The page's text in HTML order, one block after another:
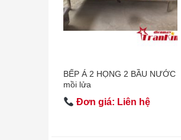
BẾP Á 2 HỌNG 2 BẦU NƯỚC
mồi lửa
Đơn giá: Liên hệ